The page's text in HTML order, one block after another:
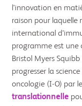
l’innovation en
raison pour laquelle
international
programme est une
Bristol Myers
progresser la
oncologie (I-O) par
translationnelle